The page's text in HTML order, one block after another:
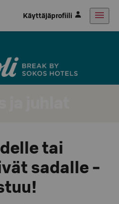
Käyttäjäprofiili
tai
sadalle -